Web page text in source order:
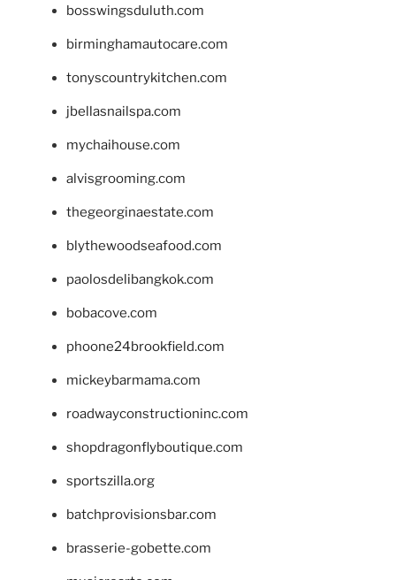
bosswingsduluth.com
birminghamautocare.com
tonyscountrykitchen.com
jbellasnailspa.com
mychaihouse.com
alvisgrooming.com
thegeorginaestate.com
blythewoodseafood.com
paolosdelibangkok.com
bobacove.com
phoone24brookfield.com
mickeybarmama.com
roadwayconstructioninc.com
shopdragonflyboutique.com
sportszilla.org
batchprovisionsbar.com
brasserie-gobette.com